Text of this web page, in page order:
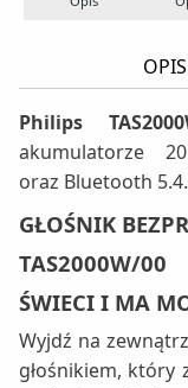
Philips
akumulatorze
oraz Bluetooth 5.4.
GŁOŚNIK
TAS2000W/00
ŚWIECI I MA
Wyjdź na
głośnikiem, który